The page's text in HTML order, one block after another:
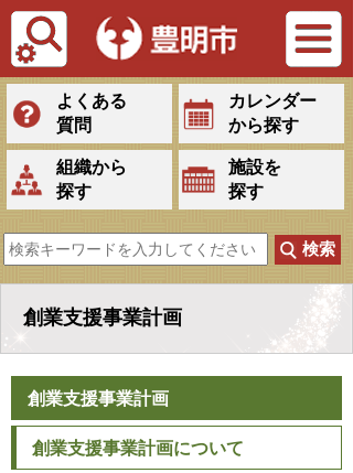
Tiếng Việt
よくある
質問
カレンダー
から探す
組織から
探す
施設を
探す
創業支援事業計画
創業支援事業計画
創業支援事業計画について